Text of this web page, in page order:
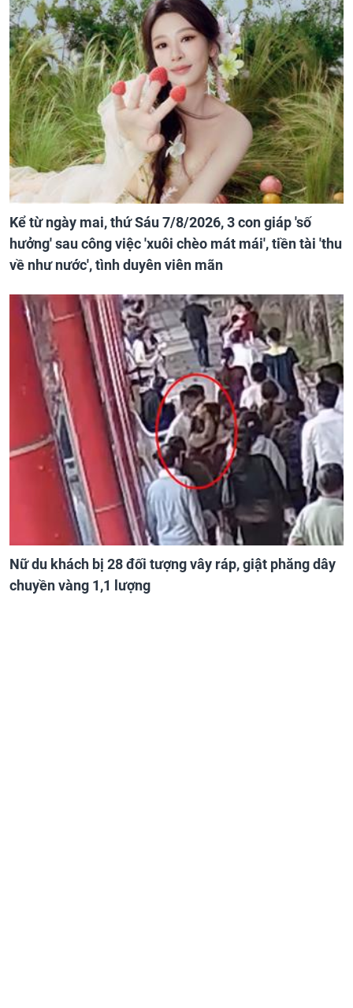
Kể từ ngày mai, thứ Sáu 7/8/2026, 3 con giáp 'số
hưởng' sau công việc 'xuôi chèo mát mái', tiền tài 'thu
về như nước', tình duyên viên mãn
Nữ du khách bị 28 đối tượng vây ráp, giật phăng dây
chuyền vàng 1,1 lượng